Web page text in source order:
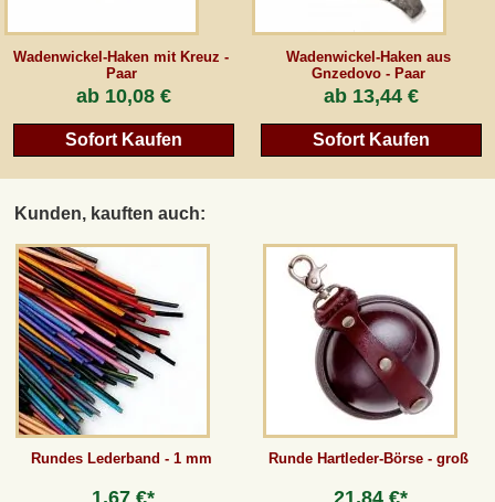
Wadenwickel-Haken mit Kreuz -
Paar
ab 10,08 €
Sofort Kaufen
Wadenwickel-Haken aus
Gnzedovo - Paar
ab 13,44 €
Sofort Kaufen
Kunden, kauften auch:
Rundes Lederband - 1 mm Runde Hartleder-Börse - groß